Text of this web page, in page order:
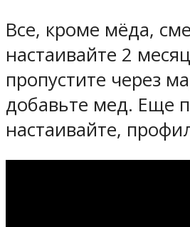
Все, кроме мёда,
настаивайте 2
пропустите через
добавьте мед. Еще
настаивайте,